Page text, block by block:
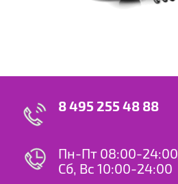
8 495 255 48 88
Пн-Пт 08:00-24:00
Сб, Вс 10:00-24:00